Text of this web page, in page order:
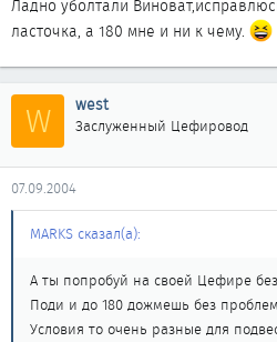
Ладно уболтали
ласточка, а 180 мне и ни к чему.
W west
Заслуженный Цефировод
07.09.2004
MARKS сказал(а):
А ты попробуй на своей Цефире
Поди и до 180 дожмешь без
Условия то очень разные для